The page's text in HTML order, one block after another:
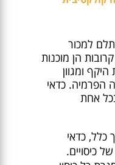
למכור
הן מוכנות
ומגוון
הפרמיה. כדאי
אחת
כלל, כדאי
כיסויים.